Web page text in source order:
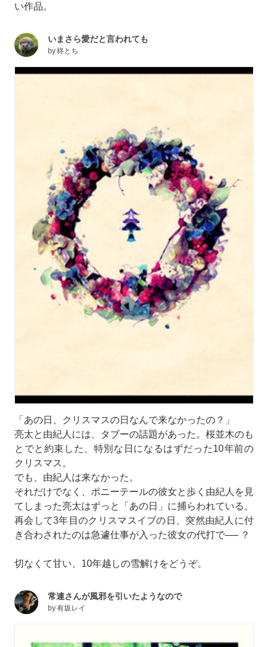
い作品。
いまさら愛だと言われても
by柊とち
「あの日、クリスマスの日なんで来なかったの？」
亮太と由紀人には、タブーの話題があった。桜並木のも
とでと約束した、特別な日になるはずだった10年前の
クリスマス。
でも、由紀人は来なかった。
それだけでなく、ポニーテールの彼女と歩く由紀人を見
てしまった亮太はずっと「あの日」に捕らわれている。
再会して3年目のクリスマスイブの日、突然由紀人に付
き合わされたのは急遽仕事が入った彼女の代打で── ？
切なくて甘い、10年越しの雪解けをどうぞ。
常連さんが風邪を引いたようなので
by有坂レイ